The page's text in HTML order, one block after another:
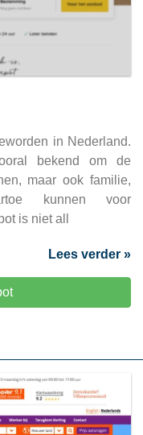
in Nederland.
bekend om de
maar ook familie,
kunnen voor
is niet all
Lees verder »